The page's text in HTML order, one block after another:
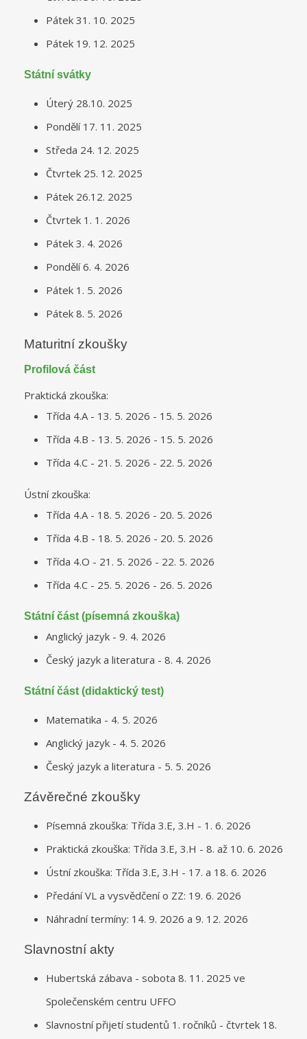
Pátek 31. 10. 2025
Pátek 19. 12. 2025
Státní svátky
Úterý 28.10. 2025
Pondělí 17. 11. 2025
Středa 24. 12. 2025
Čtvrtek 25. 12. 2025
Pátek 26.12. 2025
Čtvrtek 1. 1. 2026
Pátek 3. 4. 2026
Pondělí 6. 4. 2026
Pátek 1. 5. 2026
Pátek 8. 5. 2026
Maturitní zkoušky
Profilová část
Praktická zkouška:
Třída 4.A - 13. 5. 2026 - 15. 5. 2026
Třída 4.B - 13. 5. 2026 - 15. 5. 2026
Třída 4.C - 21. 5. 2026 - 22. 5. 2026
Ústní zkouška:
Třída 4.A - 18. 5. 2026 - 20. 5. 2026
Třída 4.B - 18. 5. 2026 - 20. 5. 2026
Třída 4.O - 21. 5. 2026 - 22. 5. 2026
Třída 4.C - 25. 5. 2026 - 26. 5. 2026
Státní část (písemná zkouška)
Anglický jazyk - 9. 4. 2026
Český jazyk a literatura - 8. 4. 2026
Státní část (didaktický test)
Matematika - 4. 5. 2026
Anglický jazyk - 4. 5. 2026
Český jazyk a literatura - 5. 5. 2026
Závěrečné zkoušky
Písemná zkouška: Třída 3.E, 3.H - 1. 6. 2026
Praktická zkouška: Třída 3.E, 3.H - 8. až 10. 6. 2026
Ústní zkouška: Třída 3.E, 3.H - 17. a 18. 6. 2026
Předání VL a vysvědčení o ZZ: 19. 6. 2026
Náhradní termíny: 14. 9. 2026 a 9. 12. 2026
Slavnostní akty
Hubertská zábava - sobota 8. 11. 2025 ve
Společenském centru UFFO
Slavnostní přijetí studentů 1. ročníků - čtvrtek 18.